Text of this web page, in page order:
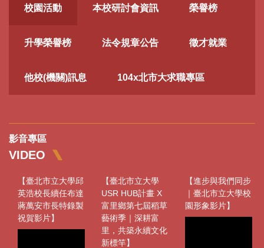
校園活動 本校研討會資訊 榮譽榜
升學榮譽榜 法令規章公告 徵才就業
他校(機關)訊息 104x北市大求職專區
VIDEO
影音專區
【臺北市立大學邱
英浩校長續任布達
蔣萬安市長特錄製
祝賀影片】
【臺北市立大學
USR HUB計畫 X
富里鄉第七屆稻草
藝術季｜深耕富
里，共築永續文化
新標竿】
【進步與我們同步
｜臺北市立大學校
園形象影片】